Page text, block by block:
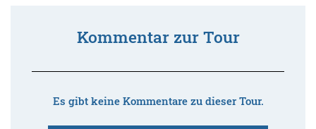
Kommentar zur Tour
Es gibt keine Kommentare zu dieser Tour.